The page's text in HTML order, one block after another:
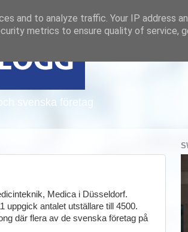
svenska företag
Medica i Düsseldorf.
uppgick antalet utställare till 4500.
där flera av de svenska företag på
and to analyze traffic. Your IP address
metrics to ensure quality of service,